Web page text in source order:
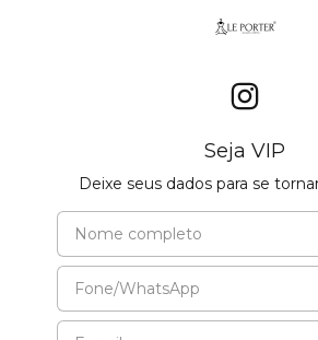
Seja VIP
Deixe seus dados para se